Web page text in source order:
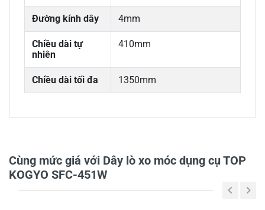
Đường kính dây 4mm
Chiều dài tự
nhiên
410mm
Chiều dài tối đa 1350mm
Cùng mức giá với Dây lò xo móc dụng cụ TOP
KOGYO SFC-451W